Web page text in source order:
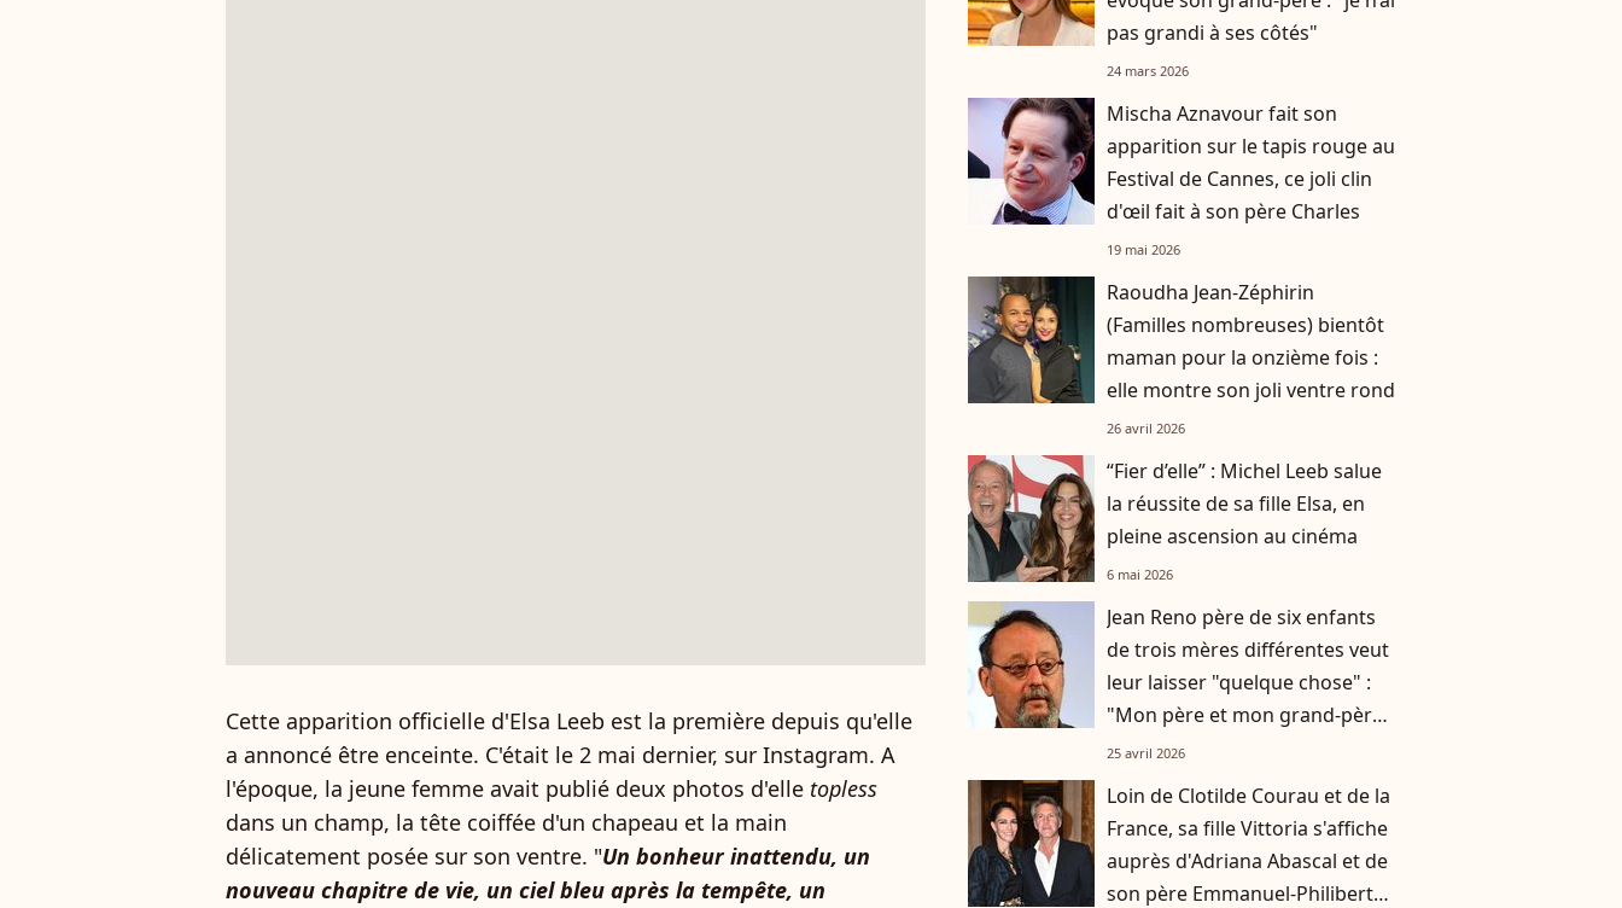
Cette apparition officielle d'Elsa Leeb est la première depuis qu'elle
a annoncé être enceinte. C'était le 2 mai dernier, sur Instagram. A
l'époque, la jeune femme avait publié deux photos d'elle topless
dans un champ, la tête coiffée d'un chapeau et la main
délicatement posée sur son ventre. "Un bonheur inattendu, un
nouveau chapitre de vie, un ciel bleu après la tempête, un
pas grandi à ses côtés"
24 mars 2026
Mischa Aznavour fait son
apparition sur le tapis rouge au
Festival de Cannes, ce joli clin
d'œil fait à son père Charles
19 mai 2026
Raoudha Jean-Zéphirin
(Familles nombreuses) bientôt
maman pour la onzième fois :
elle montre son joli ventre rond
26 avril 2026
“Fier d’elle” : Michel Leeb salue
la réussite de sa fille Elsa, en
pleine ascension au cinéma
6 mai 2026
Jean Reno père de six enfants
de trois mères différentes veut
leur laisser "quelque chose" :
"Mon père et mon grand-père
ne m’ont rien laissé"
25 avril 2026
Loin de Clotilde Courau et de la
France, sa fille Vittoria s'affiche
auprès d'Adriana Abascal et de
son père Emmanuel-Philibert